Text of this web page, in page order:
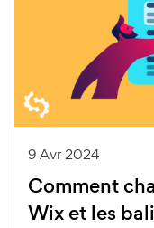
9 Avr 2024
Comment
Wix et les